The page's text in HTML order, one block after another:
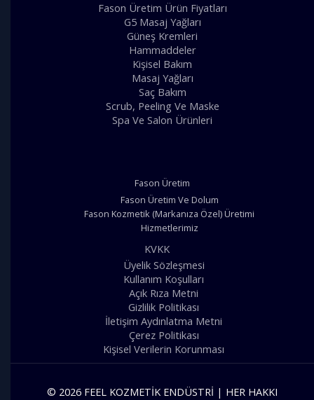
Fason Üretim Ürün Fiyatları
G5 Masaj Yağları
Güneş Kremleri
Hammaddeler
Kişisel Bakım
Masaj Yağları
Saç Bakım
Scrub, Peeling Ve Maske
Spa Ve Salon Ürünleri
Fason Üretim
Fason Üretim Ve Dolum
Fason Kozmetik (Markanıza Özel) Üretimi
Hizmetlerimiz
KVKK
Üyelik Sözleşmesi
Kullanım Koşulları
Açık Rıza Metni
Gizlilik Politikası
İletişim Aydınlatma Metni
Çerez Politikası
Kişisel Verilerin Korunması
© 2026 FEEL KOZMETIK ENDÜSTRI | HER HAKKI